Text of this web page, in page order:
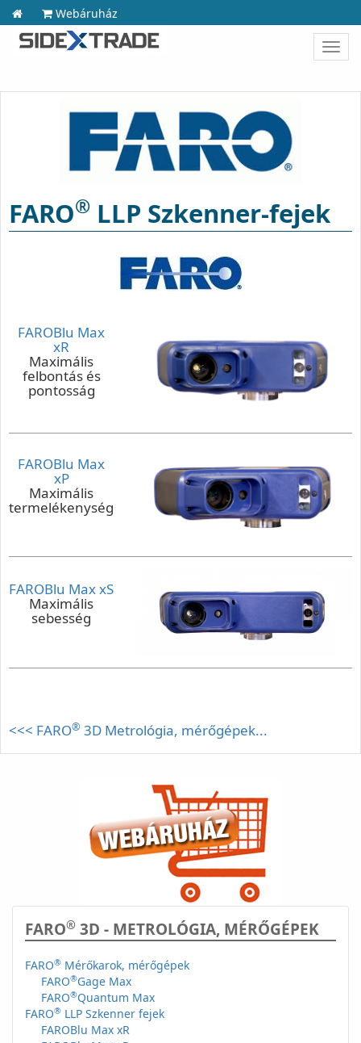
Webáruház
FARO® LLP Szkenner-fejek
FAROBlu Max
xR
Maximális
felbontás és
pontosság
FAROBlu Max
xP
Maximális
termelékenység
FAROBlu Max xS
Maximális
sebesség
<<< FARO® 3D Metrológia, mérőgépek...
FARO® 3D - METROLÓGIA, MÉRŐGÉPEK
FARO® Mérőkarok, mérőgépek
FARO®Gage Max
FARO®Quantum Max
FARO® LLP Szkenner fejek
FAROBlu Max xR